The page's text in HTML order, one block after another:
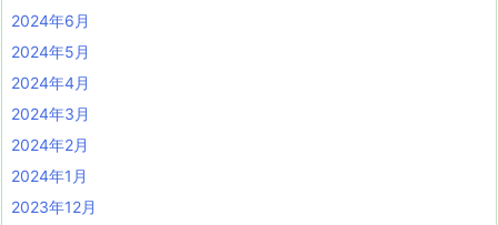
2024年6月
2024年5月
2024年4月
2024年3月
2024年2月
2024年1月
2023年12月